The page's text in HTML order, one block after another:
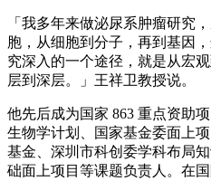
「我多年来做泌尿系肿瘤研究
胞，从细胞到分子，再到基因
究深入的一个途径，就是从宏
层到深层。」王祥卫教授说。
他先后成为国家 863 重点资助
生物学计划、国家基金委面上
基金、深圳市科创委学科布局
础面上项目等课题负责人。在